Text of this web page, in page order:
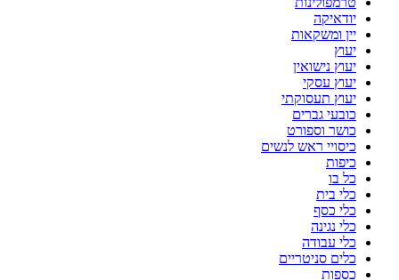
יודאיקה
יין ומשקאות
יעוץ
יעוץ נישואין
יעוץ עסקי
יעוץ תעסוקתי
כובעי גברים
כושר וספורט
כיסויי ראש לנשים
כיפות
כל בו
כלי בית
כלי כסף
כלי נגינה
כלי עבודה
כלים סניטריים
כספות